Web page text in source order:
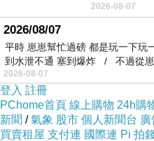
個人整整齊齊
2026-08-07
2026/08/07
平時 崽崽幫忙過磅 都是玩一下玩
到水泄不通 塞到爆炸 / 不過從
2026-08-07
登入 註冊
PChome首頁 線上購物 24h購
新聞 /氣象 股市 個人新聞台
買賣租屋 支付連 國際連 Pi 拍